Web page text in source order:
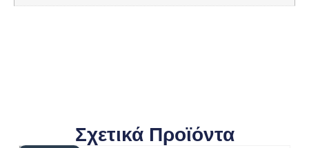
Σχετικά Προϊόντα